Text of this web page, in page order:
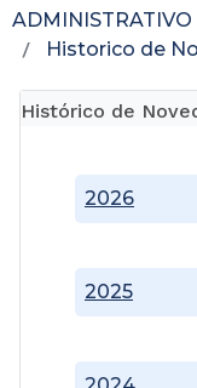
Historico de
Histórico de
2025
2026